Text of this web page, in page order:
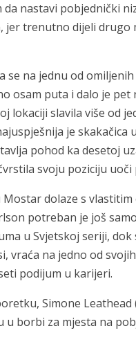
nastavi pobjednički
jer trenutno dijeli drugo
se na jednu od
osam puta i dalo je
lokaciji slavila više od
je
pohod ka desetoj
svoju poziciju uoči
dolaze s
potreban je još
u Svjetskoj seriji,
vraća na jedno od
podijum u karijeri.
Simone
u borbi za mjesta na